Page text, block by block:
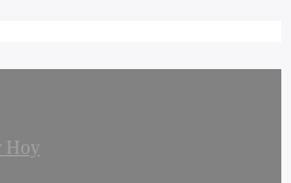
Hoy